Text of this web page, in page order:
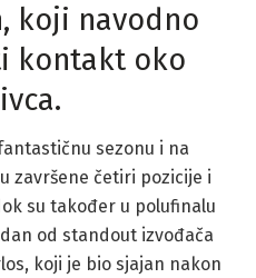
koji navodno
kontakt oko
sezonu i na
završene četiri pozicije i
su također u polufinalu
od standout izvođača
koji je bio sjajan nakon